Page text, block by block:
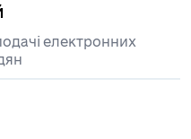
електронних